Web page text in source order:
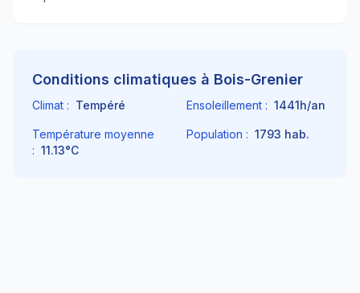
Conditions climatiques à Bois-Grenier
Climat : Tempéré Ensoleillement : 1441h/an
Température moyenne
: 11.13°C
Population : 1793 hab.